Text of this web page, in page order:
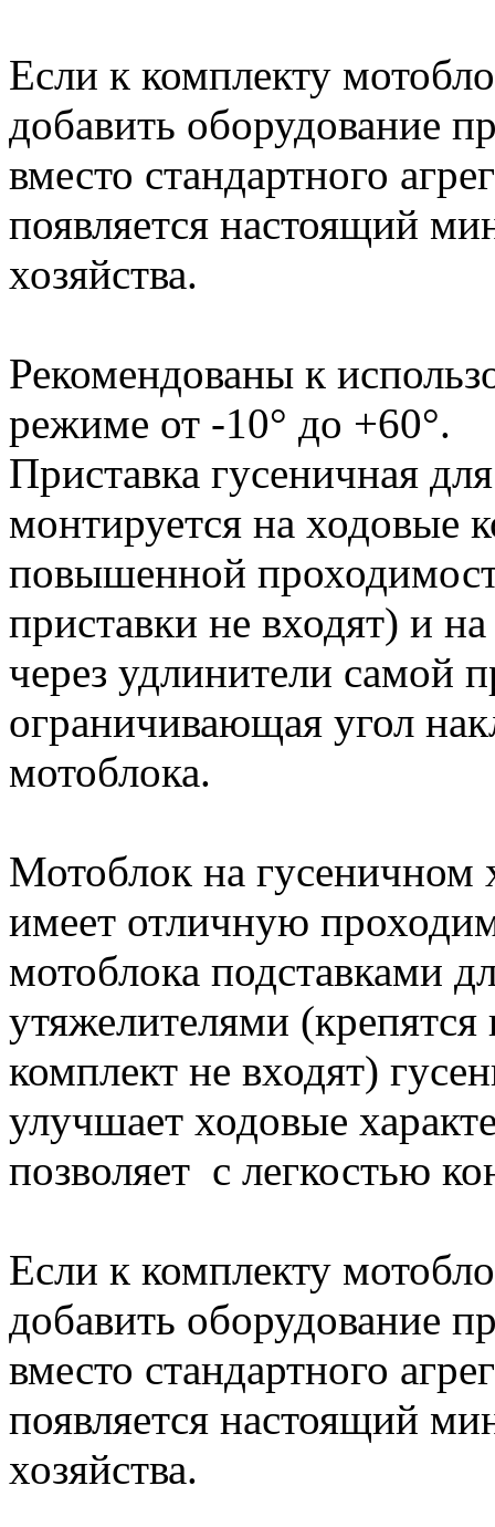
Если к комплекту
добавить оборудование
вместо стандартного
появляется настоящий
хозяйства.
Рекомендованы к
режиме от -10° до +60°.
Приставка гусеничная
монтируется на ходовые
повышенной
приставки не входят) и
через удлинители самой
ограничивающая угол
мотоблока.
Мотоблок на
имеет отличную
мотоблока подставками
утяжелителями
комплект не входят)
улучшает ходовые
позволяет с легкостью
Если к комплекту
добавить оборудование
вместо стандартного
появляется настоящий
хозяйства.